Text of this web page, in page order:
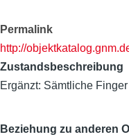
Permalink
http://
Zustandsbeschreibung
Ergänzt: Sämtliche
Beziehung zu anderen